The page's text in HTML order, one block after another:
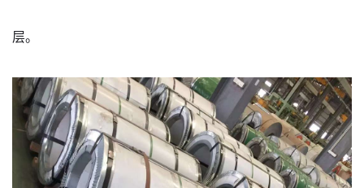
层。